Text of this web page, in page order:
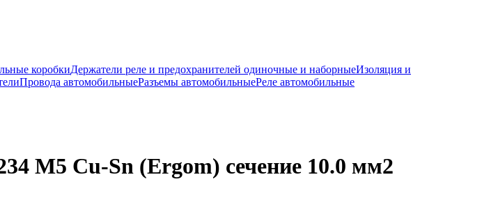
коробкиДержатели реле и предохранителей одиночные и наборныеИзоляция и
Провода автомобильныеРазъемы автомобильныеРеле автомобильные
М5 Cu-Sn (Ergom) сечение 10.0 мм2